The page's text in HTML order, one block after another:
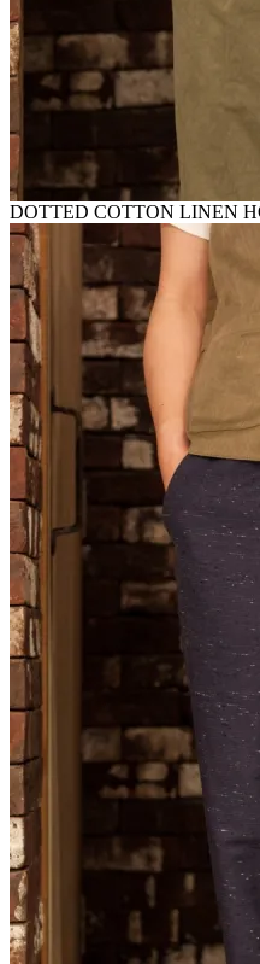
DOTTED COTTON LINEN